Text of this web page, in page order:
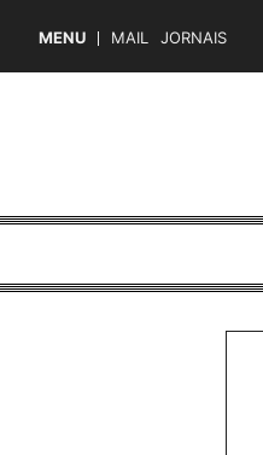
MENU MAIL JORNAIS